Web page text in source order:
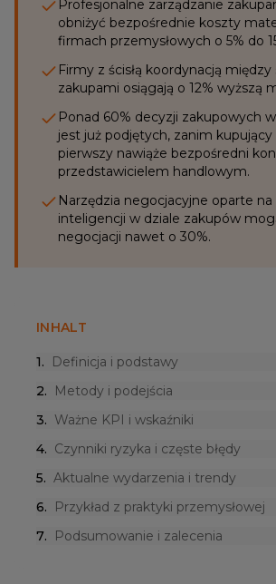
Profesjonalne zarządzanie
obniżyć bezpośrednie koszty
firmach przemysłowych o 5% do
Firmy z ścisłą koordynacją między
zakupami osiągają o 12% wyższą
Ponad 60% decyzji zakupowych
jest już podjętych, zanim kupujący
pierwszy nawiąże bezpośredni
przedstawicielem handlowym.
Narzędzia negocjacyjne oparte
inteligencji w dziale zakupów
negocjacji nawet o 30%.
INHALT
1.
Definicja i podstawy
2.
Metody i podejścia
3. Ważne KPI i wskaźniki
4. Czynniki ryzyka i częste błędy
5. Aktualne wydarzenia i trendy
6.
Przykład z praktyki przemysłowej
7. Podsumowanie i zalecenia